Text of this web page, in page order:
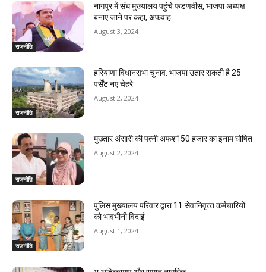
राजनीति
नागपुर में संघ मुख्यालय पहुंचे फडणवीस, भाजपा अध्यक्ष
बनाए जाने पर कहा, अफवाह
August 3, 2024
राजनीति
हरियाणा विधानसभा चुनाव: भाजपा उतार सकती है 25
पर्सेंट नए चेहरे
August 2, 2024
राजनीति
मुख्तार अंसारी की पत्नी अफशां 50 हजार का इनाम घोषित
August 2, 2024
राजनीति
पुलिस मुख्यालय परिवार द्वारा 11 सेवानिवृत्‍त कर्मचारियों
को भावभीनी विदाई
August 1, 2024